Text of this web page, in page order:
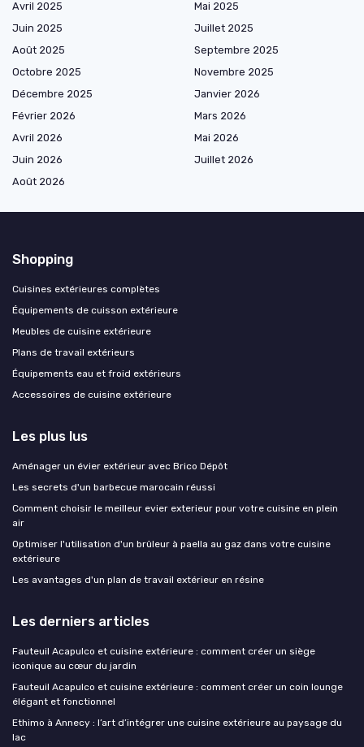
Avril 2025
Mai 2025
Juin 2025
Juillet 2025
Août 2025
Septembre 2025
Octobre 2025
Novembre 2025
Décembre 2025
Janvier 2026
Février 2026
Mars 2026
Avril 2026
Mai 2026
Juin 2026
Juillet 2026
Août 2026
Shopping
Cuisines extérieures complètes
Équipements de cuisson extérieure
Meubles de cuisine extérieure
Plans de travail extérieurs
Équipements eau et froid extérieurs
Accessoires de cuisine extérieure
Les plus lus
Aménager un évier extérieur avec Brico Dépôt
Les secrets d'un barbecue marocain réussi
Comment choisir le meilleur evier exterieur pour votre cuisine en plein
air
Optimiser l'utilisation d'un brûleur à paella au gaz dans votre cuisine
extérieure
Les avantages d'un plan de travail extérieur en résine
Les derniers articles
Fauteuil Acapulco et cuisine extérieure : comment créer un siège
iconique au cœur du jardin
Fauteuil Acapulco et cuisine extérieure : comment créer un coin lounge
élégant et fonctionnel
Ethimo à Annecy : l’art d’intégrer une cuisine extérieure au paysage du
lac